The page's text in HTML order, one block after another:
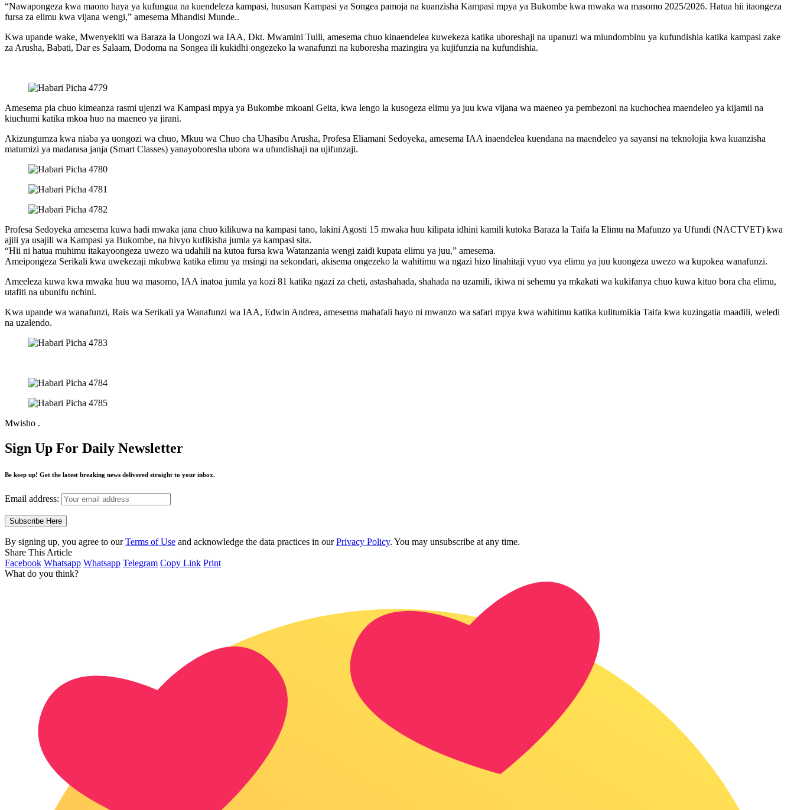
“Nawapongeza kwa maono haya ya kufungua na kuendeleza kampasi, hususan Kampasi ya Songea pamoja na kuanzisha Kampasi mpya ya Bukombe kwa mwaka wa masomo 2025/2026. Hatua hii itaongeza
fursa za elimu kwa vijana wengi,” amesema Mhandisi Munde..
Kwa upande wake, Mwenyekiti wa Baraza la Uongozi wa IAA, Dkt. Mwamini Tulli, amesema chuo kinaendelea kuwekeza katika uboreshaji na upanuzi wa miundombinu ya kufundishia katika kampasi zake
za Arusha, Babati, Dar es Salaam, Dodoma na Songea ili kukidhi ongezeko la wanafunzi na kuboresha mazingira ya kujifunzia na kufundishia.
Amesema pia chuo kimeanza rasmi ujenzi wa Kampasi mpya ya Bukombe mkoani Geita, kwa lengo la kusogeza elimu ya juu kwa vijana wa maeneo ya pembezoni na kuchochea maendeleo ya kijamii na
kiuchumi katika mkoa huo na maeneo ya jirani.
Akizungumza kwa niaba ya uongozi wa chuo, Mkuu wa Chuo cha Uhasibu Arusha, Profesa Eliamani Sedoyeka, amesema IAA inaendelea kuendana na maendeleo ya sayansi na teknolojia kwa kuanzisha
matumizi ya madarasa janja (Smart Classes) yanayoboresha ubora wa ufundishaji na ujifunzaji.
Profesa Sedoyeka amesema kuwa hadi mwaka jana chuo kilikuwa na kampasi tano, lakini Agosti 15 mwaka huu kilipata idhini kamili kutoka Baraza la Taifa la Elimu na Mafunzo ya Ufundi (NACTVET) kwa
ajili ya usajili wa Kampasi ya Bukombe, na hivyo kufikisha jumla ya kampasi sita.
“Hii ni hatua muhimu itakayoongeza uwezo wa udahili na kutoa fursa kwa Watanzania wengi zaidi kupata elimu ya juu,” amesema.
Ameipongeza Serikali kwa uwekezaji mkubwa katika elimu ya msingi na sekondari, akisema ongezeko la wahitimu wa ngazi hizo linahitaji vyuo vya elimu ya juu kuongeza uwezo wa kupokea wanafunzi.
Ameeleza kuwa kwa mwaka huu wa masomo, IAA inatoa jumla ya kozi 81 katika ngazi za cheti, astashahada, shahada na uzamili, ikiwa ni sehemu ya mkakati wa kukifanya chuo kuwa kituo bora cha elimu,
utafiti na ubunifu nchini.
Kwa upande wa wanafunzi, Rais wa Serikali ya Wanafunzi wa IAA, Edwin Andrea, amesema mahafali hayo ni mwanzo wa safari mpya kwa wahitimu katika kulitumikia Taifa kwa kuzingatia maadili, weledi
na uzalendo.
Mwisho .
Sign Up For Daily Newsletter
Be keep up! Get the latest breaking news delivered straight to your inbox.
Email address:
By signing up, you agree to ourTerms of Use and acknowledge the data practices in ourPrivacy Policy. You may unsubscribe at any time.
Share This Article
Facebook Whatsapp Whatsapp Telegram Copy Link Print
What do you think?